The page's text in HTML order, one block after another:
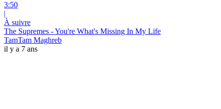
3:50
|
À suivre
The Supremes - You're What's Missing In My Life
TamTam Maghreb
il y a 7 ans